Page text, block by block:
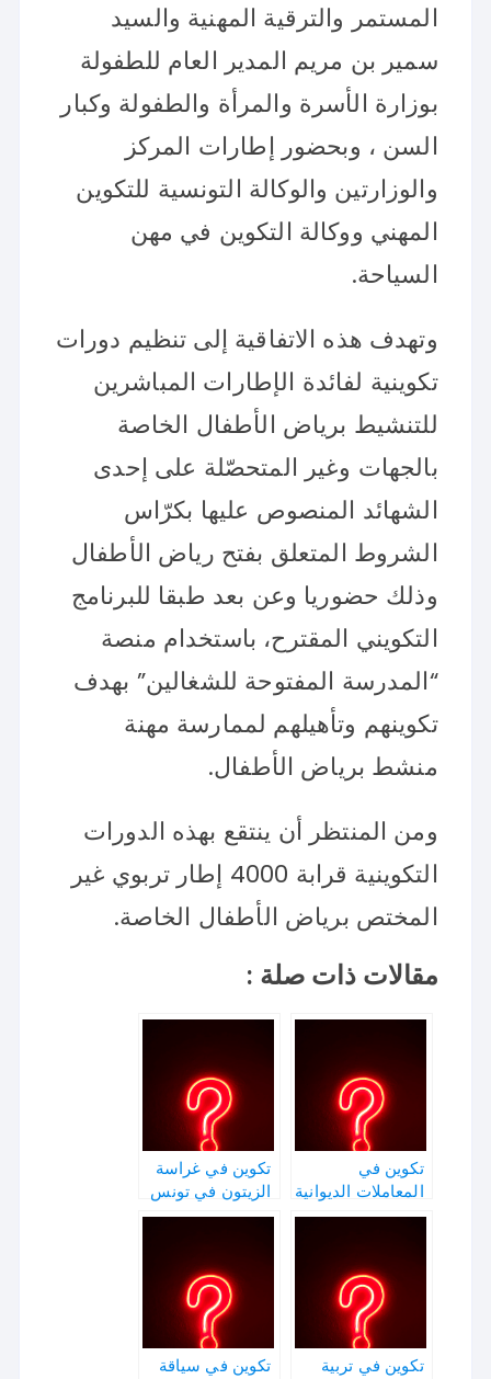
المستمر والترقية المهنية والسيد
سمير بن مريم المدير العام للطفولة
بوزارة الأسرة والمرأة والطفولة وكبار
السن ، وبحضور إطارات المركز
والوزارتين والوكالة التونسية للتكوين
المهني ووكالة التكوين في مهن
السياحة.
وتهدف هذه الاتفاقية إلى تنظيم دورات
تكوينية لفائدة الإطارات المباشرين
للتنشيط برياض الأطفال الخاصة
بالجهات وغير المتحصّلة على إحدى
الشهائد المنصوص عليها بكرّاس
الشروط المتعلق بفتح رياض الأطفال
وذلك حضوريا وعن بعد طبقا للبرنامج
التكويني المقترح، باستخدام منصة
“المدرسة المفتوحة للشغالين” بهدف
تكوينهم وتأهيلهم لممارسة مهنة
منشط برياض الأطفال.
ومن المنتظر أن ينتقع بهذه الدورات
التكوينية قرابة 4000 إطار تربوي غير
المختص برياض الأطفال الخاصة.
مقالات ذات صلة :
تكوين في
المعاملات الديوانية
تكوين في غراسة
الزيتون في تونس
تكوين في تربية
تكوين في سياقة